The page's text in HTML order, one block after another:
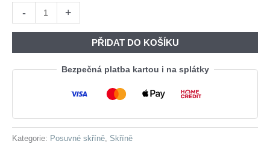
13
700,00 Kč.
346,00
-
s
dveřmi
LOTUS
množství
+
PŘIDAT DO KOŠÍKU
Bezpečná platba kartou i na splátky
Kategorie: Posuvné skříně, Skříně